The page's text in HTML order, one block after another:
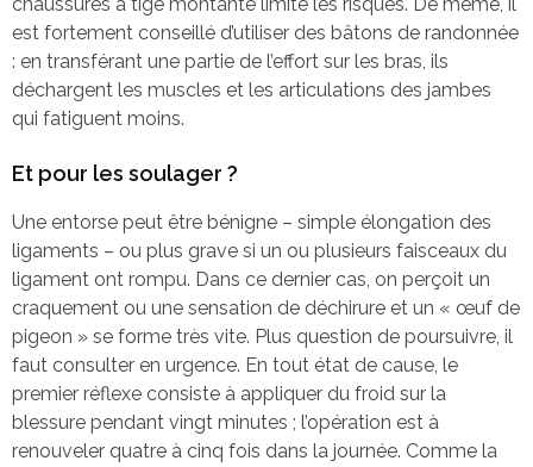
chaussures à tige montante limite les risques. De même, il
est fortement conseillé d’utiliser des bâtons de randonnée
: en transférant une partie de l’effort sur les bras, ils
déchargent les muscles et les articulations des jambes
qui fatiguent moins.
Et pour les soulager ?
Une entorse peut être bénigne – simple élongation des
ligaments – ou plus grave si un ou plusieurs faisceaux du
ligament ont rompu. Dans ce dernier cas, on perçoit un
craquement ou une sensation de déchirure et un « œuf de
pigeon » se forme très vite. Plus question de poursuivre, il
faut consulter en urgence. En tout état de cause, le
premier réflexe consiste à appliquer du froid sur la
blessure pendant vingt minutes ; l’opération est à
renouveler quatre à cinq fois dans la journée. Comme la